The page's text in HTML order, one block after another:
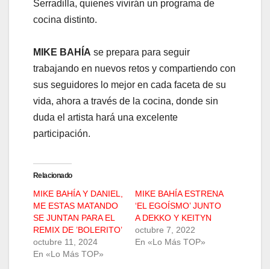
Serradilla, quienes vivirán un programa de
cocina distinto.
MIKE BAHÍA se prepara para seguir
trabajando en nuevos retos y compartiendo con
sus seguidores lo mejor en cada faceta de su
vida, ahora a través de la cocina, donde sin
duda el artista hará una excelente
participación.
Relacionado
MIKE BAHÍA Y DANIEL,
ME ESTAS MATANDO
SE JUNTAN PARA EL
REMIX DE ’BOLERITO’
octubre 11, 2024
En «Lo Más TOP»
MIKE BAHÍA ESTRENA
‘EL EGOÍSMO’ JUNTO
A DEKKO Y KEITYN
octubre 7, 2022
En «Lo Más TOP»